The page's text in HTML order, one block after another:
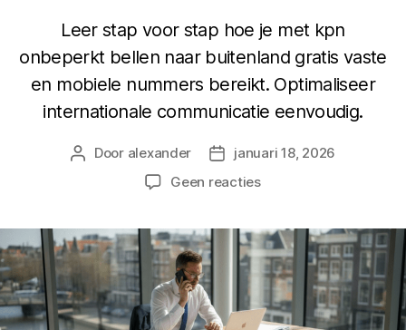
Leer stap voor stap hoe je met kpn
onbeperkt bellen naar buitenland gratis vaste
en mobiele nummers bereikt. Optimaliseer
internationale communicatie eenvoudig.
Berichtauteur
Door alexander Berichtdatum
januari 18, 2026
Geen reactiesop
bellen
naar
buitenland:
zo
werkt